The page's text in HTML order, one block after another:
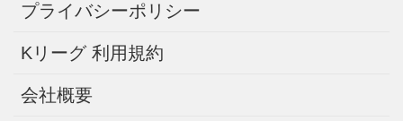
プライバシーポリシー
Kリーグ 利用規約
会社概要